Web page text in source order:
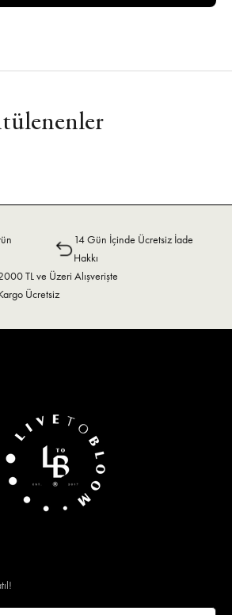
14 Gün İçinde Ücretsiz İade
Hakkı
TL ve Üzeri Alışverişte
Ücretsiz